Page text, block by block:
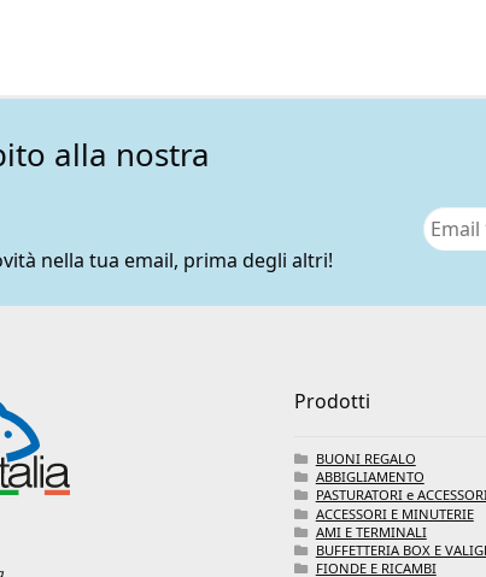
alla nostra
nella tua email, prima degli altri!
Prodotti
BUONI REGALO
ABBIGLIAMENTO
PASTURATORI e
ACCESSORI E MINUTERIE
AMI E TERMINALI
BUFFETTERIA BOX E
FIONDE E RICAMBI